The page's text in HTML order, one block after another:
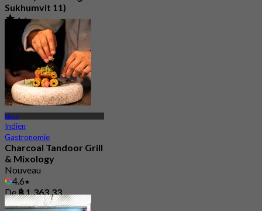
Sukhumvit 11)
4.6
1.4K Réservé
฿ 890
Nana
Indien
Gastronomie
Charcoal Tandoor Grill
& Mixology
Nouveau
4.6
De ฿ 1,363.33